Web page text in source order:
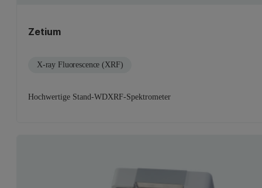
Zetium
X-ray Fluorescence (XRF)
Hochwertige Stand-WDXRF-Spektrometer